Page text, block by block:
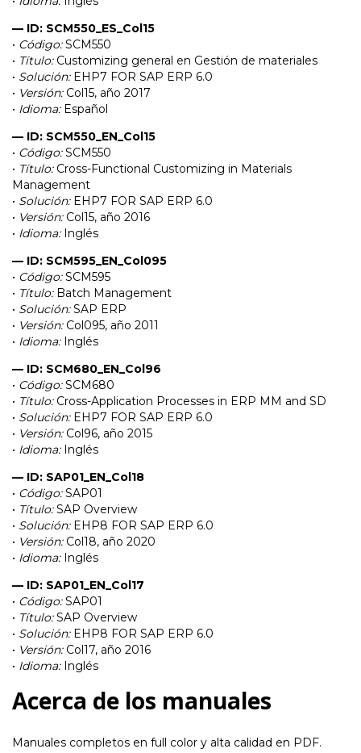
— ID: SCM550_ES_Col15
• Código:SCM550
• Título:Customizing general en Gestión de materiales
• Solución:EHP7 FOR SAP ERP 6.0
• Versión:Col15, año 2017
• Idioma:Español
— ID: SCM550_EN_Col15
• Código:SCM550
• Título:Cross-Functional Customizing in Materials
Management
• Solución:EHP7 FOR SAP ERP 6.0
• Versión:Col15, año 2016
• Idioma:Inglés
— ID: SCM595_EN_Col095
• Código:SCM595
• Título:Batch Management
• Solución:SAP ERP
• Versión:Col095, año 2011
• Idioma:Inglés
— ID: SCM680_EN_Col96
• Código:SCM680
• Título:Cross-Application Processes in ERP MM and SD
• Solución:EHP7 FOR SAP ERP 6.0
• Versión:Col96, año 2015
• Idioma:Inglés
— ID: SAP01_EN_Col18
• Código:SAP01
• Título:SAP Overview
• Solución:EHP8 FOR SAP ERP 6.0
• Versión:Col18, año 2020
• Idioma:Inglés
— ID: SAP01_EN_Col17
• Código:SAP01
• Título:SAP Overview
• Solución:EHP8 FOR SAP ERP 6.0
• Versión:Col17, año 2016
• Idioma:Inglés
Acerca de los manuales
Manuales completos en full color y alta calidad en PDF.